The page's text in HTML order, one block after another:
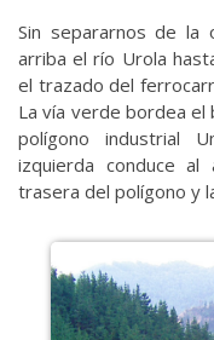
Sin separarnos de la
arriba el río Urola
el trazado del
La vía verde bordea el
polígono industrial
izquierda conduce
trasera del polígono y